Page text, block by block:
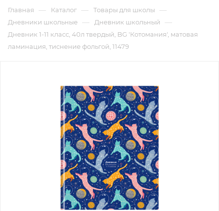
Главная — Каталог — Товары для школы —
Дневники школьные — Дневник школьный —
Дневник 1-11 класс, 40л твердый, BG 'Котомания', матовая
ламинация, тиснение фольгой, 11479